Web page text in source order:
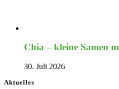
Chia – kleine Samen
30. Juli 2026
Aktuelles